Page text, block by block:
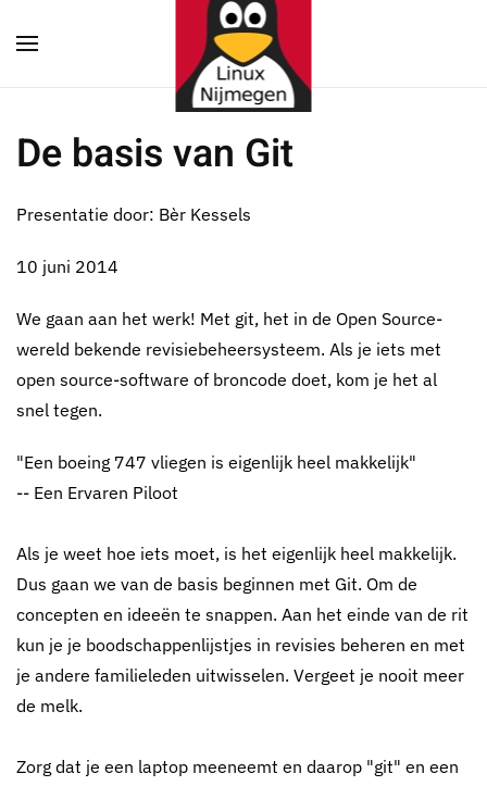
Terug naar hoofdinhoud
De basis van Git
Presentatie door: Bèr Kessels
10 juni 2014
We gaan aan het werk! Met git, het in de Open Source-
wereld bekende revisiebeheersysteem. Als je iets met
open source-software of broncode doet, kom je het al
snel tegen.
"Een boeing 747 vliegen is eigenlijk heel makkelijk"
-- Een Ervaren Piloot
Als je weet hoe iets moet, is het eigenlijk heel makkelijk.
Dus gaan we van de basis beginnen met Git. Om de
concepten en ideeën te snappen. Aan het einde van de rit
kun je je boodschappenlijstjes in revisies beheren en met
je andere familieleden uitwisselen. Vergeet je nooit meer
de melk.
Zorg dat je een laptop meeneemt en daarop "git" en een